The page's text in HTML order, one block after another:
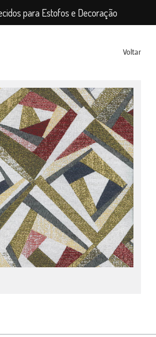
Voltar
para Estofos e Decoração